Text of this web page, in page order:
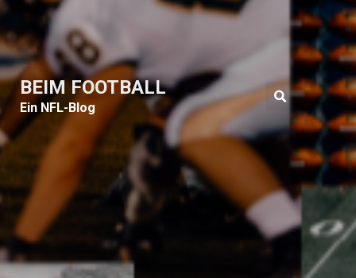
BEIM FOOTBALL
Ein NFL-Blog